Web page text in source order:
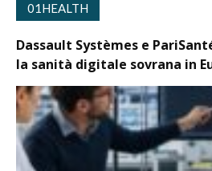
01HEALTH
Dassault Systèmes e
la sanità digitale sovrana in